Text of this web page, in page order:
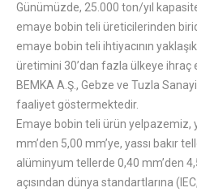
Günümüzde, 25.000 ton/yıl
emaye bobin teli üreticilerinden
emaye bobin teli ihtiyacının
üretimini 30’dan fazla ülkeye ihraç
BEMKA A.Ş., Gebze ve Tuzla
faaliyet göstermektedir.
Emaye bobin teli ürün yelpazemiz,
mm’den 5,00 mm’ye, yassı bakır
alüminyum tellerde 0,40 mm’den
açısından dünya standartlarına